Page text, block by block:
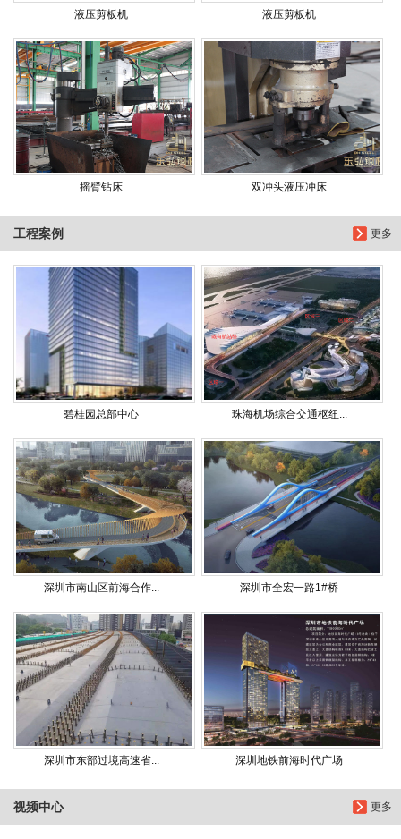
液压剪板机 液压剪板机
摇臂钻床 双冲头液压冲床
更多
工程案例
碧桂园总部中心 珠海机场综合交通枢纽...
深圳市南山区前海合作... 深圳市全宏一路1#桥
深圳市东部过境高速省... 深圳地铁前海时代广场
更多
视频中心